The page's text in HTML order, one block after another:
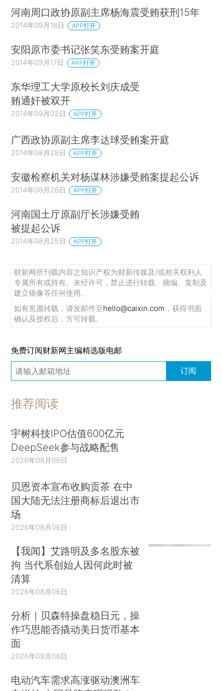
河南周口政协原副主席杨海震受贿获刑15年
2014年09月18日 APP打开
安阳原市委书记张笑东受贿案开庭
2014年09月17日 APP打开
东华理工大学原校长刘庆成受
贿通奸被双开
2014年09月02日 APP打开
广西政协原副主席李达球受贿案开庭
2014年08月28日 APP打开
安徽检察机关对杨谋林涉嫌受贿案提起公诉
2014年08月26日 APP打开
河南国土厅原副厅长涉嫌受贿
被提起公诉
2014年08月25日 APP打开
财新网所刊载内容之知识产权为财新传媒及/或相关权利人
专属所有或持有。未经许可，禁止进行转载、摘编、复制及
建立镜像等任何使用。
如有意愿转载，请发邮件至hello@caixin.com ，获得书面
确认及授权后，方可转载。
免费订阅财新网主编精选版电邮
订阅
推荐阅读
宇树科技IPO估值600亿元
DeepSeek参与战略配售
2026年08月06日
贝恩资本宣布收购贡茶 在中
国大陆无法注册商标后退出市
场
2026年08月06日
【我闻】艾路明及多名股东被
拘 当代系创始人因何此时被
清算
2026年08月06日
分析｜贝森特操盘稳日元，操
作巧思能否撬动美日货币基本
面
2026年08月06日
电动汽车需求高涨驱动澳洲车